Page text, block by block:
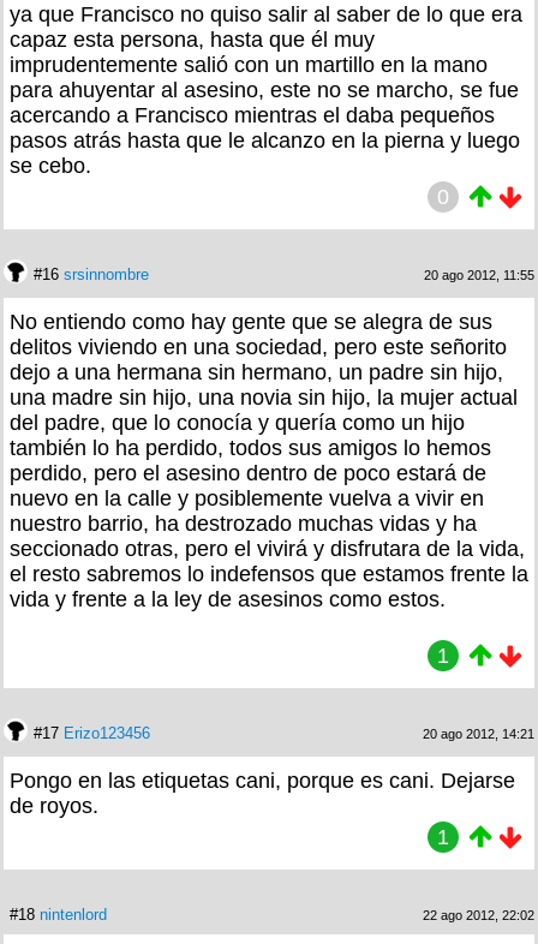
ya que Francisco no quiso salir al saber de lo que era
capaz esta persona, hasta que él muy
imprudentemente salió con un martillo en la mano
para ahuyentar al asesino, este no se marcho, se fue
acercando a Francisco mientras el daba pequeños
pasos atrás hasta que le alcanzo en la pierna y luego
se cebo.
0
#16 srsinnombre 20 ago 2012, 11:55
No entiendo como hay gente que se alegra de sus
delitos viviendo en una sociedad, pero este señorito
dejo a una hermana sin hermano, un padre sin hijo,
una madre sin hijo, una novia sin hijo, la mujer actual
del padre, que lo conocía y quería como un hijo
también lo ha perdido, todos sus amigos lo hemos
perdido, pero el asesino dentro de poco estará de
nuevo en la calle y posiblemente vuelva a vivir en
nuestro barrio, ha destrozado muchas vidas y ha
seccionado otras, pero el vivirá y disfrutara de la vida,
el resto sabremos lo indefensos que estamos frente la
vida y frente a la ley de asesinos como estos.
1
#17 Erizo123456 20 ago 2012, 14:21
Pongo en las etiquetas cani, porque es cani. Dejarse
de royos.
1
#18 nintenlord 22 ago 2012, 22:02